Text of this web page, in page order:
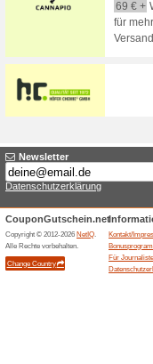
15 %
Melde
sowie
Zeit!